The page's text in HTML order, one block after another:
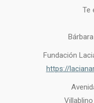
Te
Fundación
https://